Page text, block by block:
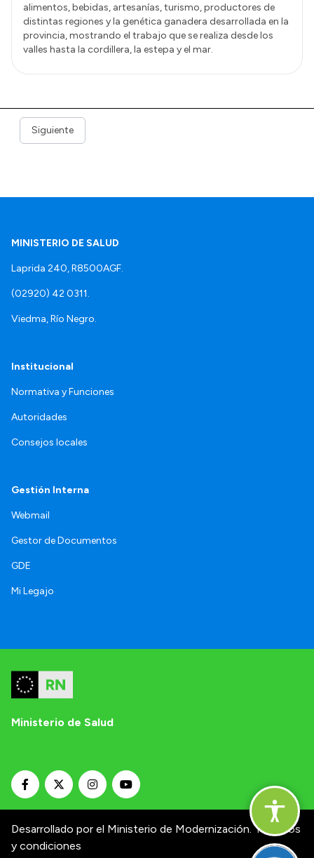
alimentos, bebidas, artesanías, turismo, productores de
distintas regiones y la genética ganadera desarrollada en la
provincia, mostrando el trabajo que se realiza desde los
valles hasta la cordillera, la estepa y el mar.
Siguiente
MINISTERIO DE SALUD
Laprida 240, R8500AGF.
(02920) 42 0311.
Viedma, Río Negro.
Institucional
Normativa y Funciones
Autoridades
Consejos locales
Gestión Interna
Webmail
Gestor de Documentos
GDE
Mi Legajo
Ministerio de Salud
Desarrollado por el Ministerio de Modernización. Términos
y condiciones